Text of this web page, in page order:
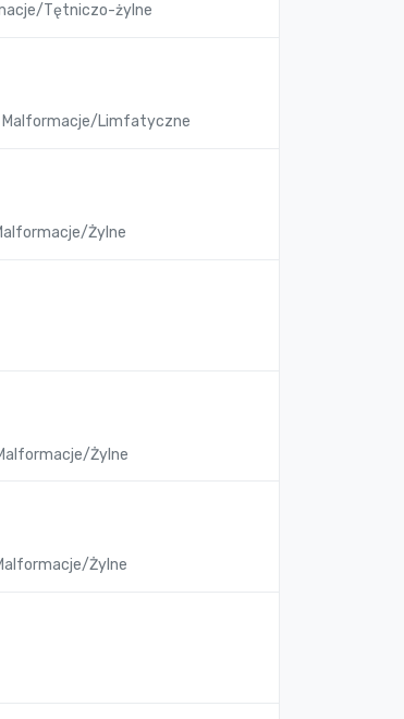
Tętniczo-żylne
Malformacje/Limfatyczne
Żylne
Żylne
Żylne